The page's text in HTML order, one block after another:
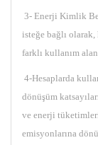
3- Enerji Kimlik
isteğe bağlı
farklı kullanım
4-Hesaplarda
dönüşüm
ve enerji
emisyonlarına